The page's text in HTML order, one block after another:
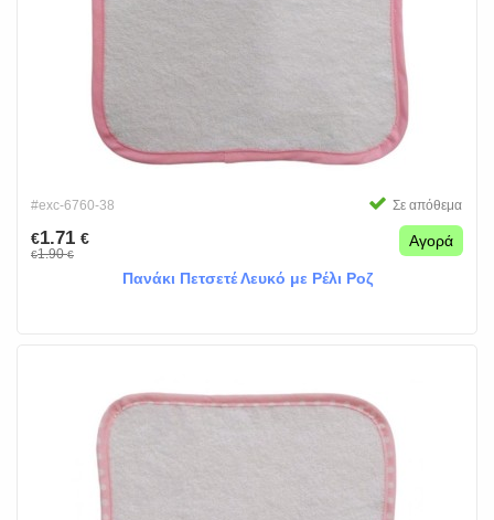
#exc-6760-38 Σε απόθεμα
€1.71 €
€1.90€
Αγορά
Πανάκι Πετσετέ Λευκό με Ρέλι Ροζ